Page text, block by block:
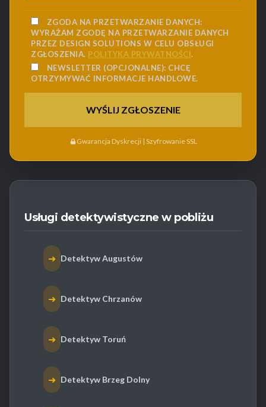
ZGODA NA PRZETWARZANIE DANYCH:
WYRAŻAM ZGODĘ NA PRZETWARZANIE DANYCH
PRZEZ DESIGN SOLUTIONS W CELU OBSŁUGI
ZGŁOSZENIA. POLITYKA PRYWATNOŚCI.
NEWSLETTER (OPCJONALNE): CHCĘ
OTRZYMYWAĆ INFORMACJE HANDLOWE.
Gwarancja Dyskrecji | Szyfrowanie SSL
Usługi detektywistyczne w pobliżu
➜ Detektyw Augustów
➜ Detektyw Chrzanów
➜ Detektyw Toruń
➜ Detektyw Brzeg Dolny